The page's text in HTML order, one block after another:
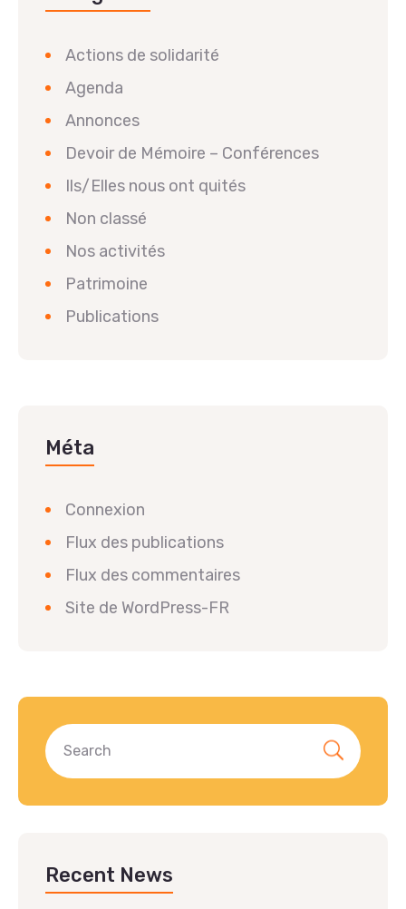
Actions de solidarité
Agenda
Annonces
Devoir de Mémoire – Conférences
Ils/Elles nous ont quités
Non classé
Nos activités
Patrimoine
Publications
Méta
Connexion
Flux des publications
Flux des commentaires
Site de WordPress-FR
Recent News